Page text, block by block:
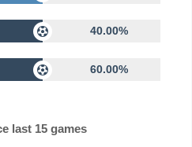
40.00%
60.00%
last 15 games